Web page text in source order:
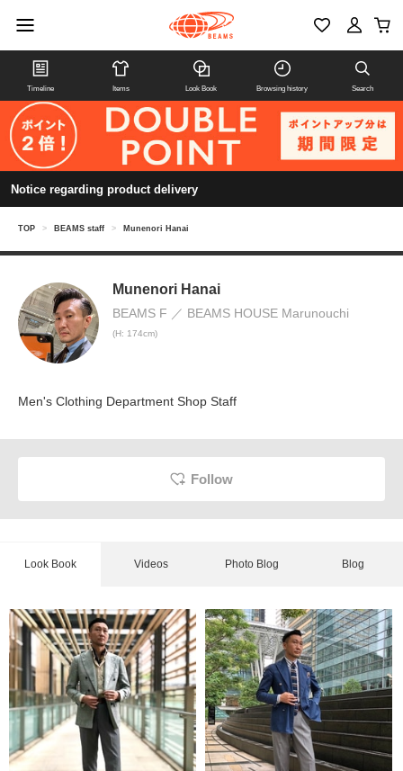
Timeline Items Look Book Browsing history Search
Notice regarding product delivery
TOP > BEAMS staff > Munenori Hanai
Munenori Hanai
BEAMS F BEAMS HOUSE Marunouchi
(H: 174cm)
Men's Clothing Department Shop Staff
Follow
Look Book Videos Photo Blog Blog